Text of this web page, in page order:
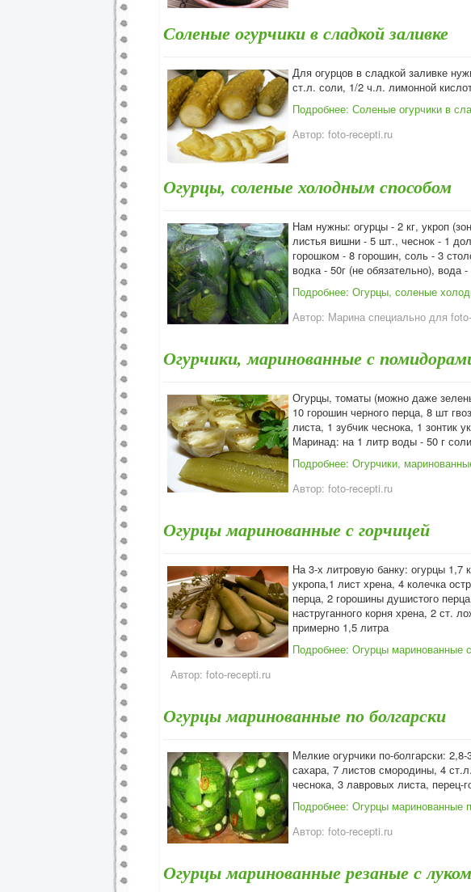
Соленые огурчики в сладкой заливке
Для огурцов в сладкой заливке
ст.л. соли, 1/2 ч.л. лимонной
Подробнее: Соленые огурчики в
Автор: foto-recepti.ru
Огурцы, соленые холодным способом
Нам нужны: огурцы - 2 кг, укроп
листья вишни - 5 шт., чеснок - 1
горошком - 8 горошин, соль - 3
водка - 50г (не обязательно), вода
Подробнее: Огурцы, соленые
Автор: Марина специально для
Огурчики, маринованные с
Огурцы, томаты (можно даже
10 горошин черного перца, 8 шт
листа, 1 зубчик чеснока, 1 зонтик
Маринад: на 1 литр воды - 50 г
Подробнее: Огурчики,
Автор: foto-recepti.ru
Огурцы маринованные с горчицей
На 3-х литровую банку: огурцы 1,7
укропа,1 лист хрена, 4 колечка
перца, 2 горошины душистого
наструганного корня хрена, 2 ст.
примерно 1,5 литра
Подробнее: Огурцы маринованные
Автор: foto-recepti.ru
Огурцы маринованные по болгарски
Мелкие огурчики по-болгарски:
сахара, 7 листов смородины, 4
чеснока, 3 лавровых листа, перец-
Подробнее: Огурцы маринованные
Автор: foto-recepti.ru
Огурцы маринованные резаные с луком